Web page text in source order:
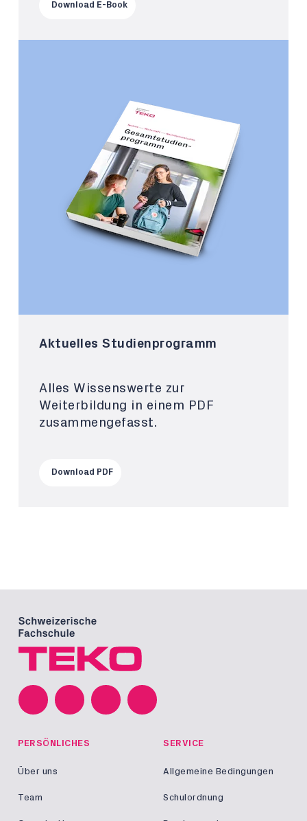
Download E-Book
Aktuelles Studienprogramm
Alles Wissenswerte zur
Weiterbildung in einem PDF
zusammengefasst.
Download PDF
PERSÖNLICHES
Über uns
Team
SERVICE
Allgemeine Bedingungen
Schulordnung